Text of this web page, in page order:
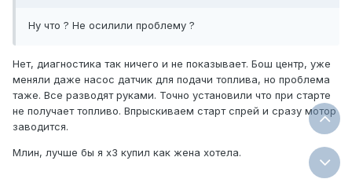
Ну что ? Не осилили проблему ?
Нет, диагностика так ничего и не показывает. Бош центр, уже
меняли даже насос датчик для подачи топлива, но проблема
таже. Все разводят руками. Точно установили что при старте
не получает топливо. Впрыскиваем старт спрей и сразу мотор
заводится.
Млин, лучше бы я х3 купил как жена хотела.